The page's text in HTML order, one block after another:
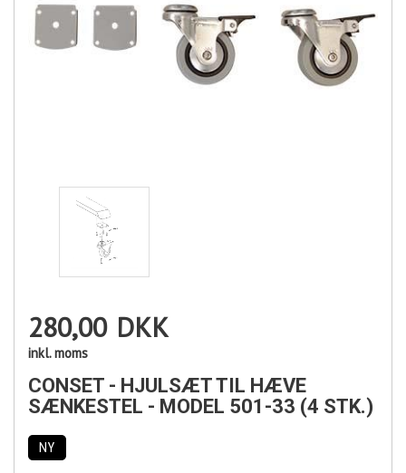
280,00 DKK
inkl. moms
CONSET - HJULSÆT TIL HÆVE
SÆNKESTEL - MODEL 501-33 (4 STK.)
NY